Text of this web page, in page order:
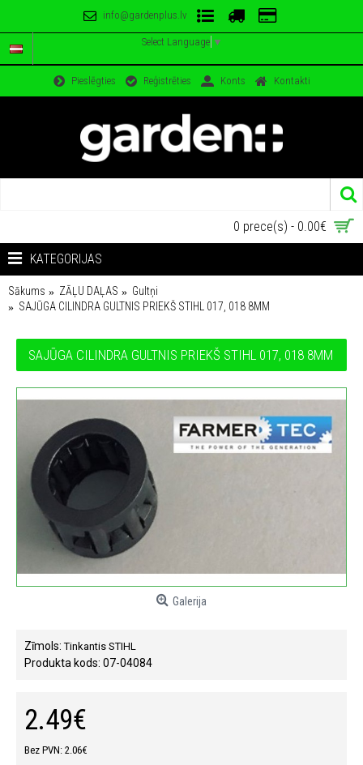
info@gardenplus.lv
Select Language ▼
Pieslēgties Reģistrēties Konts Kontakti
0 prece(s) - 0.00€
KATEGORIJAS
Sākums ZĀĻU DAĻAS
Gultņi
SAJŪGA CILINDRA GULTNIS PRIEKŠ STIHL 017, 018 8MM
SAJŪGA CILINDRA GULTNIS PRIEKŠ STIHL 017, 018 8MM
Galerija
Zīmols:Tinkantis STIHL
Produkta kods: 07-04084
2.49€
Bez PVN: 2.06€